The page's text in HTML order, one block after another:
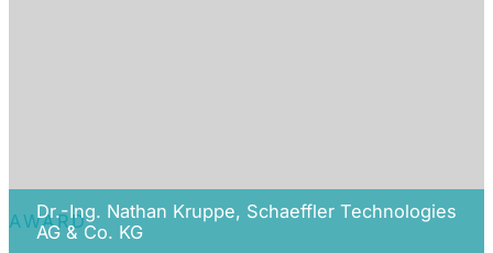
Dr.-Ing. Nathan Kruppe, Schaeffler Technologies
AG & Co. KG
AWARD